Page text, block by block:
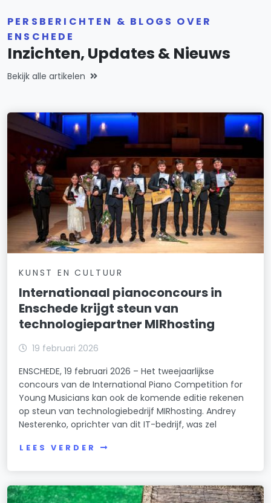
PERSBERICHTEN & BLOGS OVER
ENSCHEDE
Inzichten, Updates & Nieuws
Bekijk alle artikelen
KUNST EN CULTUUR
Internationaal pianoconcours in
Enschede krijgt steun van
technologiepartner MIRhosting
19 februari 2026
ENSCHEDE, 19 februari 2026 – Het tweejaarlijkse
concours van de International Piano Competition for
Young Musicians kan ook de komende editie rekenen
op steun van technologiebedrijf MIRhosting. Andrey
Nesterenko, oprichter van dit IT-bedrijf, was zel
LEES VERDER